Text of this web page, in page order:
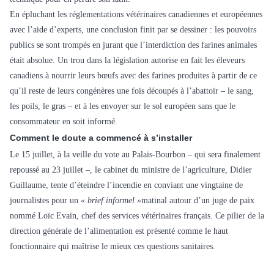
En épluchant les réglementations vétérinaires canadiennes et européennes
avec l’aide d’experts, une conclusion finit par se dessiner : les pouvoirs
publics se sont trompés en jurant que l’interdiction des farines animales
était absolue. Un trou dans la législation autorise en fait les éleveurs
canadiens à nourrir leurs bœufs avec des farines produites à partir de ce
qu’il reste de leurs congénères une fois découpés à l’abattoir – le sang,
les poils, le gras – et à les envoyer sur le sol européen sans que le
consommateur en soit informé.
Comment le doute a commencé à s’installer
Le 15 juillet, à la veille du vote au Palais-Bourbon – qui sera finalement
repoussé au 23 juillet –, le cabinet du ministre de l’agriculture, Didier
Guillaume, tente d’éteindre l’incendie en conviant une vingtaine de
journalistes pour un « brief informel »matinal autour d’un juge de paix
nommé Loïc Evain, chef des services vétérinaires français. Ce pilier de la
direction générale de l’alimentation est présenté comme le haut
fonctionnaire qui maîtrise le mieux ces questions sanitaires.